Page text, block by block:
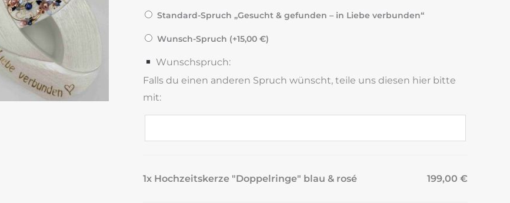
Standard-Spruch „Gesucht & gefunden – in Liebe verbunden“
Wunsch-Spruch (+15,00 €)
Wunschspruch:
Falls du einen anderen Spruch wünscht, teile uns diesen hier bitte
mit:
1x Hochzeitskerze "Doppelringe" blau & rosé 199,00 €